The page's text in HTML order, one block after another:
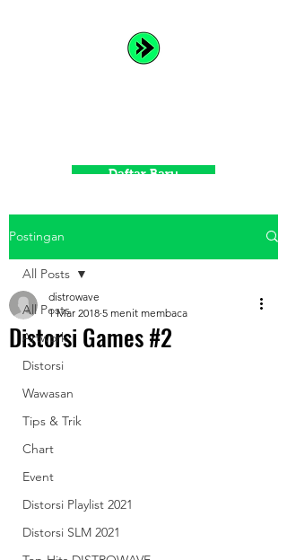
Daftar Baru
Postingan
All Posts
Artwork
Distorsi
Wawasan
Tips & Trik
Chart
Event
Distorsi Playlist 2021
Distorsi SLM 2021
All Posts
Distorsi Games #2
distrowave
1 Mar 2018 5 menit membaca